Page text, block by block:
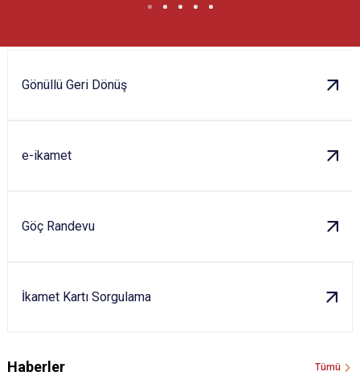
Gönüllü Geri Dönüş
e-ikamet
Göç Randevu
İkamet Kartı Sorgulama
Haberler Tümü